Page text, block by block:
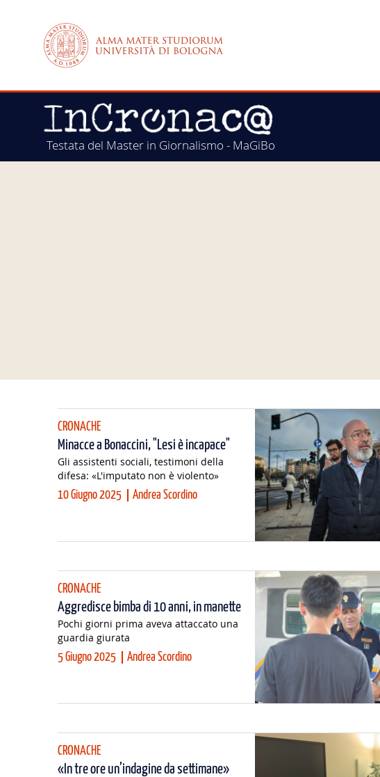
Testata del Master in Giornalismo - MaGiBo
CRONACHE
Minacce a Bonaccini, "Lesi è incapace"
Gli assistenti sociali, testimoni della
difesa: «L'imputato non è violento»
10 Giugno 2025 Andrea Scordino
CRONACHE
Aggredisce bimba di 10 anni, in manette
Pochi giorni prima aveva attaccato una
guardia giurata
5 Giugno 2025 Andrea Scordino
CRONACHE
«In tre ore un’indagine da settimane»